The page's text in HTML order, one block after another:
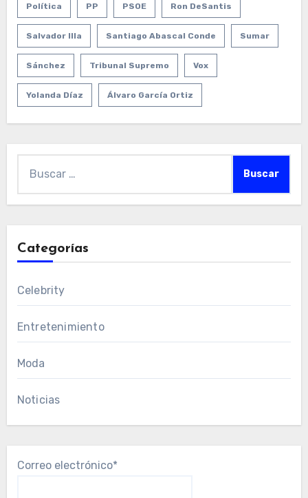
Política PP PSOE Ron DeSantis
Salvador Illa Santiago Abascal Conde Sumar
Sánchez Tribunal Supremo Vox
Yolanda Díaz Álvaro García Ortiz
Categorías
Celebrity
Entretenimiento
Moda
Noticias
Correo electrónico*